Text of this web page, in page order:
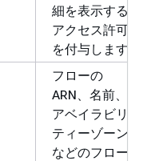
細を表示する
アクセス許可
を付与します
フローの
ARN、名前、
アベイラビリ
ティーゾーン
などのフロー